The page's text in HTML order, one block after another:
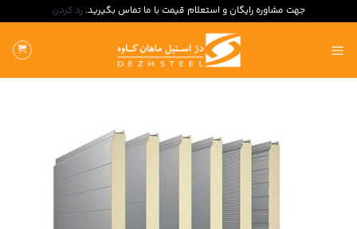
جهت مشاوره رایگان و استعلام قیمت با ما تماس بگیرید. رد کردن
محتوا
بروید